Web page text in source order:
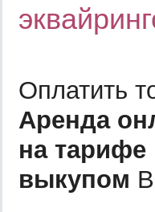
Оплатить
Аренда
на тарифе
выкупом